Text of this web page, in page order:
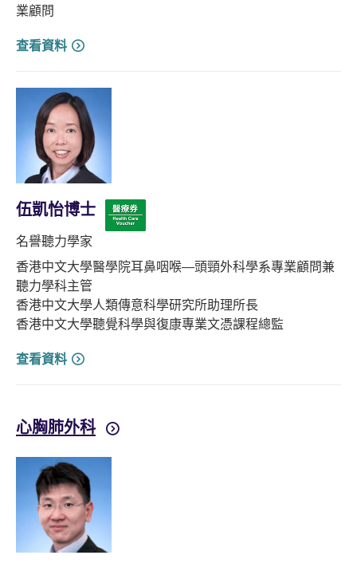
業顧問
查看資料
伍凱怡博士
名譽聽力學家
香港中文大學醫學院耳鼻咽喉—頭頸外科學系專業顧問兼
聽力學科主管
香港中文大學人類傳意科學研究所助理所長
香港中文大學聽覺科學與復康專業文憑課程總監
查看資料
心胸肺外科